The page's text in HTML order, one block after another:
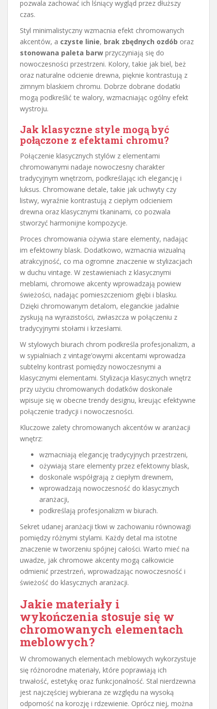
pozwala zachować ich lśniący wygląd przez dłuższy
czas.
Styl minimalistyczny wzmacnia efekt chromowanych
akcentów, a czyste linie, brak zbędnych ozdób oraz
stonowana paleta barw przyczyniają się do
nowoczesności przestrzeni. Kolory, takie jak biel, beż
oraz naturalne odcienie drewna, pięknie kontrastują z
zimnym blaskiem chromu. Dobrze dobrane dodatki
mogą podkreślić te walory, wzmacniając ogólny efekt
wystroju.
Jak klasyczne style mogą być
połączone z efektami chromu?
Połączenie klasycznych stylów z elementami
chromowanymi nadaje nowoczesny charakter
tradycyjnym wnętrzom, podkreślając ich elegancję i
luksus. Chromowane detale, takie jak uchwyty czy
listwy, wyraźnie kontrastują z ciepłym odcieniem
drewna oraz klasycznymi tkaninami, co pozwala
stworzyć harmonijne kompozycje.
Proces chromowania ożywia stare elementy, nadając
im efektowny blask. Dodatkowo, wzmacnia wizualną
atrakcyjność, co ma ogromne znaczenie w stylizacjach
w duchu vintage. W zestawieniach z klasycznymi
meblami, chromowe akcenty wprowadzają powiew
świeżości, nadając pomieszczeniom głębi i blasku.
Dzięki chromowanym detalom, eleganckie jadalnie
zyskują na wyrazistości, zwłaszcza w połączeniu z
tradycyjnymi stołami i krzesłami.
W stylowych biurach chrom podkreśla profesjonalizm, a
w sypialniach z vintage’owymi akcentami wprowadza
subtelny kontrast pomiędzy nowoczesnymi a
klasycznymi elementami. Stylizacja klasycznych wnętrz
przy użyciu chromowanych dodatków doskonale
wpisuje się w obecne trendy designu, kreując efektywne
połączenie tradycji i nowoczesności.
Kluczowe zalety chromowanych akcentów w aranżacji
wnętrz:
wzmacniają elegancję tradycyjnych przestrzeni,
ożywiają stare elementy przez efektowny blask,
doskonale współgrają z ciepłym drewnem,
wprowadzają nowoczesność do klasycznych
aranżacji,
podkreślają profesjonalizm w biurach.
Sekret udanej aranżacji tkwi w zachowaniu równowagi
pomiędzy różnymi stylami. Każdy detal ma istotne
znaczenie w tworzeniu spójnej całości. Warto mieć na
uwadze, jak chromowe akcenty mogą całkowicie
odmienić przestrzeń, wprowadzając nowoczesność i
świeżość do klasycznych aranżacji.
Jakie materiały i
wykończenia stosuje się w
chromowanych elementach
meblowych?
W chromowanych elementach meblowych wykorzystuje
się różnorodne materiały, które poprawiają ich
trwałość, estetykę oraz funkcjonalność. Stal nierdzewna
jest najczęściej wybierana ze względu na wysoką
odporność na korozję i rdzewienie. Oprócz niej, można